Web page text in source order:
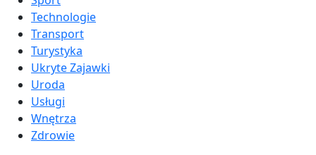
Technologie
Transport
Turystyka
Ukryte Zajawki
Uroda
Usługi
Wnętrza
Zdrowie